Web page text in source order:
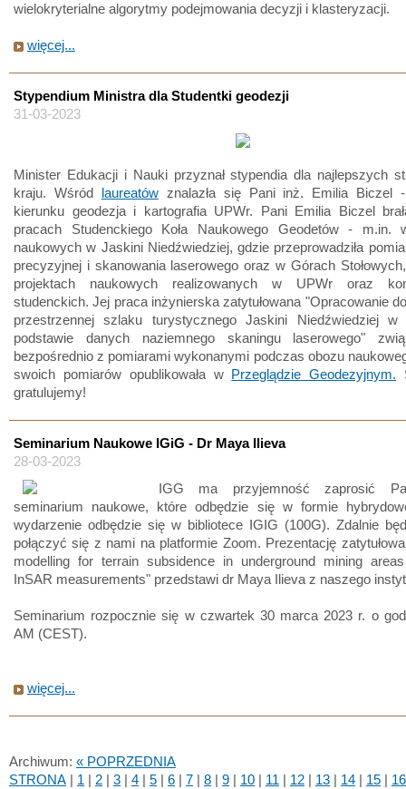
wielokryterialne algorytmy podejmowania decyzji i klasteryzacji.
więcej...
Stypendium Ministra dla Studentki geodezji
31-03-2023
Minister Edukacji i Nauki przyznał stypendia dla najlepszych
kraju. Wśród laureatówznalazła się Pani inż. Emilia Biczel -
kierunku geodezja i kartografia UPWr. Pani Emilia Biczel
pracach Studenckiego Koła Naukowego Geodetów - m.in.
naukowych w Jaskini Niedźwiedziej, gdzie przeprowadziła
precyzyjnej i skanowania laserowego oraz w Górach
projektach naukowych realizowanych w UPWr oraz
studenckich. Jej praca inżynierska zatytułowana "Opracowanie
przestrzennej szlaku turystycznego Jaskini Niedźwiedziej w
podstawie danych naziemnego skaningu laserowego"
bezpośrednio z pomiarami wykonanymi podczas obozu
swoich pomiarów opublikowała w Przeglądzie Geodezyjnym.
gratulujemy!
Seminarium Naukowe IGiG - Dr Maya Ilieva
28-03-2023
IGG ma przyjemność zaprosić
seminarium naukowe, które odbędzie się w formie
wydarzenie odbędzie się w bibliotece IGIG (100G). Zdalnie
połączyć się z nami na platformie Zoom. Prezentację
modelling for terrain subsidence in underground mining
InSAR measurements" przedstawi dr Maya Ilieva z naszego
Seminarium rozpocznie się w czwartek 30 marca 2023 r. o
AM (CEST).
więcej...
Archiwum: « POPRZEDNIA
STRONA | 1 | 2 | 3 | 4 | 5 | 6 | 7 | 8 | 9 | 10 | 11 | 12 | 13 | 14 | 15 | 16